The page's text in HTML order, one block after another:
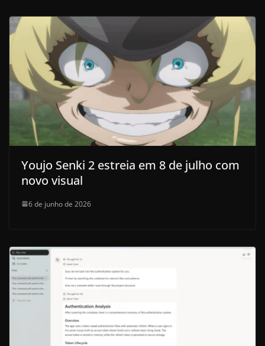
Youjo Senki 2 estreia em 8 de julho com
novo visual
6 de junho de 2026